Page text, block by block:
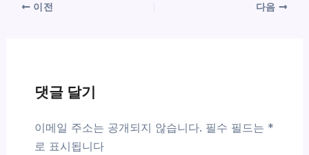
이전 다음
댓글 달기
이메일 주소는 공개되지 않습니다. 필수 필드는 *
로 표시됩니다